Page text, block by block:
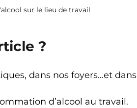
sur le lieu de travail
?
dans nos foyers…et dans
d’alcool au travail.